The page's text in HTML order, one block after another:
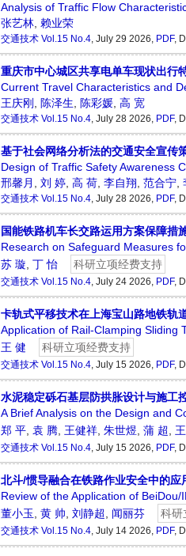
Analysis of Traffic Flow
张艺林 赖业荣
交通技术 Vol.15 No.4, July 29 2026, PDF,
重庆市中心城区共享电单车现状出行
Current Travel Characteristics and
王庆刚
陈泽生 陈彩媛 高 宽
交通技术 Vol.15 No.4, July 28 2026, PDF,
基于社会网络分析法的交通安全宣传
Design of Traffic Safety Awareness
邢馨月
刘 婷 高 荷 李自翔 范合宁
交通技术 Vol.15 No.4, July 28 2026, PDF,
国能铁路机车长交路运用方案保障措
Research on Safeguard Measures
苏 璇 丁 怡 科研立项经费支持
交通技术 Vol.15 No.4, July 24 2026, PDF,
卡轨式平移技术在上海宝山路地铁轨
Application of Rail-Clamping Sliding
王 健
科研立项经费支持
交通技术 Vol.15 No.4, July 15 2026, PDF,
水泥稳定砾石基层防拱胀设计与施工
A Brief Analysis on the Design and
郑 平 袁 腾 王健祥 朱世煜 蒲 超
交通技术 Vol.15 No.4, July 15 2026, PDF,
北斗/惯导融合在铁路作业安全中的应
Review of the Application of
董小玉
黄 帅 刘静超 闻丽芬 科研
交通技术 Vol.15 No.4, July 14 2026, PDF,